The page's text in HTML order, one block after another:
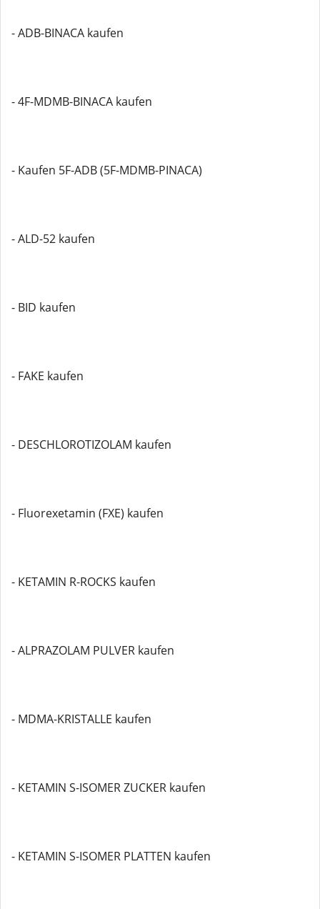
- ADB-BINACA kaufen
- 4F-MDMB-BINACA kaufen
- Kaufen 5F-ADB (5F-MDMB-PINACA)
- ALD-52 kaufen
- BID kaufen
- FAKE kaufen
- DESCHLOROTIZOLAM kaufen
- Fluorexetamin (FXE) kaufen
- KETAMIN R-ROCKS kaufen
- ALPRAZOLAM PULVER kaufen
- MDMA-KRISTALLE kaufen
- KETAMIN S-ISOMER ZUCKER kaufen
- KETAMIN S-ISOMER PLATTEN kaufen